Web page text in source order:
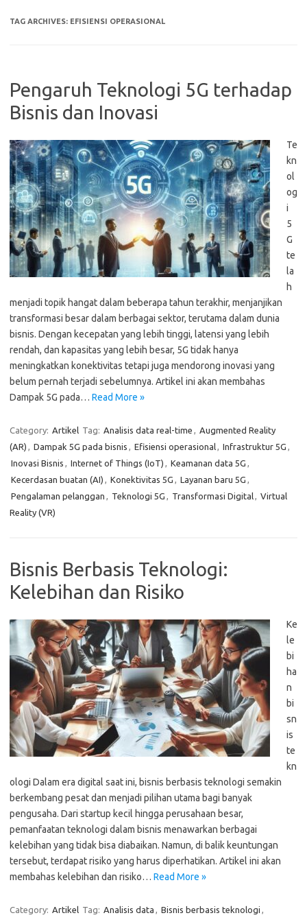
TAG ARCHIVES: EFISIENSI OPERASIONAL
Pengaruh Teknologi 5G terhadap
Bisnis dan Inovasi
Te
kn
ol
og
i
5
G
te
la
h
menjadi topik hangat dalam beberapa tahun terakhir, menjanjikan
transformasi besar dalam berbagai sektor, terutama dalam dunia
bisnis. Dengan kecepatan yang lebih tinggi, latensi yang lebih
rendah, dan kapasitas yang lebih besar, 5G tidak hanya
meningkatkan konektivitas tetapi juga mendorong inovasi yang
belum pernah terjadi sebelumnya. Artikel ini akan membahas
Dampak 5G pada… Read More »
Category: Artikel Tag: Analisis data real-time , Augmented Reality
(AR) , Dampak 5G pada bisnis , Efisiensi operasional, Infrastruktur 5G ,
Inovasi Bisnis , Internet of Things (IoT) , Keamanan data 5G ,
Kecerdasan buatan (AI) , Konektivitas 5G , Layanan baru 5G ,
Pengalaman pelanggan , Teknologi 5G , Transformasi Digital, Virtual
Reality (VR)
Bisnis Berbasis Teknologi:
Kelebihan dan Risiko
Ke
le
bi
ha
n
bi
sn
is
te
kn
ologi Dalam era digital saat ini, bisnis berbasis teknologi semakin
berkembang pesat dan menjadi pilihan utama bagi banyak
pengusaha. Dari startup kecil hingga perusahaan besar,
pemanfaatan teknologi dalam bisnis menawarkan berbagai
kelebihan yang tidak bisa diabaikan. Namun, di balik keuntungan
tersebut, terdapat risiko yang harus diperhatikan. Artikel ini akan
membahas kelebihan dan risiko… Read More »
Category: Artikel Tag: Analisis data , Bisnis berbasis teknologi ,